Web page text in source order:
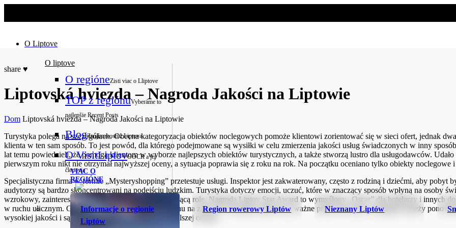
O Liptove
O liptove
O regióneZisti viac o Lliptove
TOP z regiónuVyberáme to
najlepšie Recent Posts
BlogZaujímavosti z Liptova
O VisitLiptovOOCR a jej
členovia
Informacje o regionie
Liptów
Region rowerowy Liptów Nieznany Liptów
VIAC O
REGIÓNE
share ♥
Liptovská hviezda – Nagroda Jakości na Liptowie
Dom Liptovská hviezda – Nagroda Jakości na Liptowie
Turystyka polega na szczegółach. Obecna kategoryzacja obiektów noclegowych pomoże klientowi zorientować się w sieci ofert, jednak
klienta w ten sam sposób. To jest powód, dla którego podejmowane są wysiłki w celu zmierzenia jakości usług świadczonych w inny
lat temu powiedzieli, że pomogą klientom w wyborze najlepszych obiektów turystycznych, a także stworzą lustro dla usługodawców.
pierwszym roku nikt nie otrzymał najwyższej oceny, a sytuacja poprawia się z roku na rok. Na początku oceniano tylko obiekty noclegowe
Specjalistyczna firma w formie „Mysteryshopping” przetestuje usługi. Inspektor jest zakwaterowany, często z rodziną i dziećmi, aby pobyt
audytorzy są bardzo skoncentrowani na podejściu ludzkim. Turystyka dotyczy emocji, uczuć, które w znaczący sposób wpłyną na osoby
wzrokowy, zainteresowanie klientem odgrywają znaczącą rolę. Nagroda Liptov Star Award to wymyślony „Oscar” dla hotelarzy i innych
w ruchu ulicznym. Gwiazdy jednak nie otrzymują ruchu na zawsze. Gwiazdy Liptowa są ważne przez dwa lata, a następnie należy
wysokiej jakości i są nagradzane gwiazdkami w ich dalszej ocenie.